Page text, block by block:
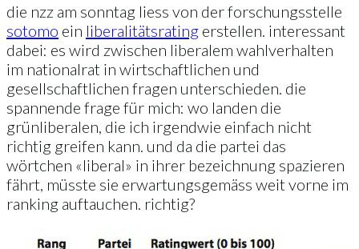
die nzz am sonntag liess von der forschungsstelle
sotomo ein liberalitätsrating erstellen. interessant
dabei: es wird zwischen liberalem wahlverhalten
im nationalrat in wirtschaftlichen und
gesellschaftlichen fragen unterschieden. die
spannende frage für mich: wo landen die
grünliberalen, die ich irgendwie einfach nicht
richtig greifen kann. und da die partei das
wörtchen «liberal» in ihrer bezeichnung spazieren
fährt, müsste sie erwartungsgemäss weit vorne im
ranking auftauchen. richtig?